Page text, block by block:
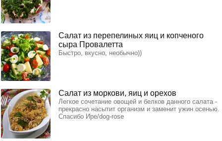
Салат из перепелиных яиц и копченого
сыра Провалетта
Быстро, вкусно, необычно))
Салат из моркови, яиц и орехов
Легкое сочетание овощей и белков данного салата -
прекрасно насытит организм и заменит ужин осенью.
Спасибо Ире/dog-rose